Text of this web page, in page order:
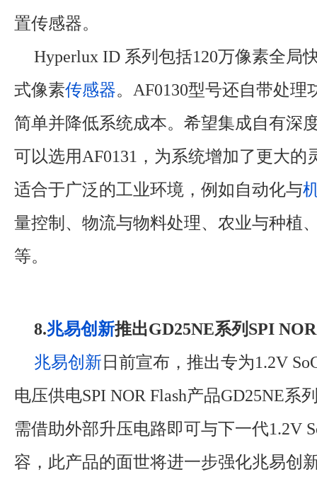
置传感器。
Hyperlux ID 系列包括120万像素全局
式像素传感器。AF0130型号还自带处理
简单并降低系统成本。希望集成自有深
可以选用AF0131，为系统增加了更大的
适合于广泛的工业环境，例如自动化与
量控制、物流与物料处理、农业与种植
等。
8.兆易创新推出GD25NE系列SPI
兆易创新 日前宣布，推出专为1.2V
电压供电SPI NOR Flash产品GD25NE系
需借助外部升压电路即可与下一代1.2V
容，此产品的面世将进一步强化兆易创